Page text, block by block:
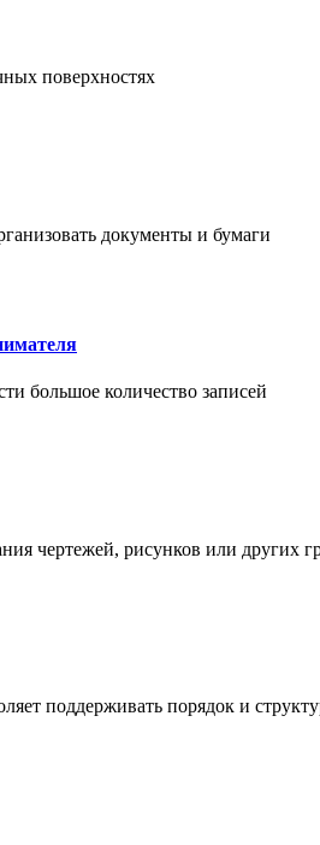
поверхностях
документы и бумаги
большое количество записей
чертежей, рисунков или других
поддерживать порядок и